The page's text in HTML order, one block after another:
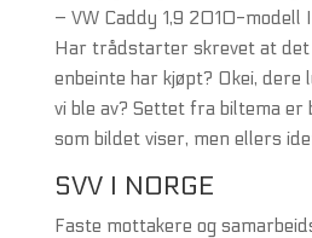
– VW Caddy 1,9 2010-modell
Har trådstarter skrevet at det
enbeinte har kjøpt? Okei, dere
vi ble av? Settet fra biltema er
som bildet viser, men ellers
SVV I NORGE
Faste mottakere og